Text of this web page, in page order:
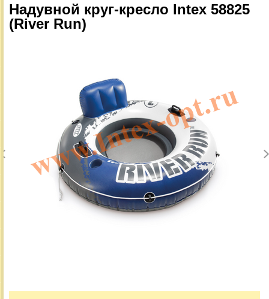
Надувной круг‑кресло Intex 58825
(River Run)